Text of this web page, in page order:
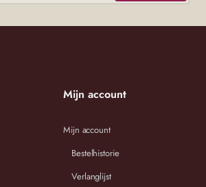
Mijn account
Mijn account
Bestelhistorie
Verlanglijst